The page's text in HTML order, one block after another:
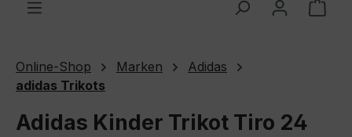
Online-Shop Marken
Adidas
adidas Trikots
Adidas Kinder Trikot Tiro 24